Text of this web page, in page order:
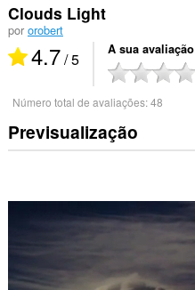
Clouds Light
por orobert
4.7/ 5 A sua avaliação
Número total de avaliações:48
Previsualização